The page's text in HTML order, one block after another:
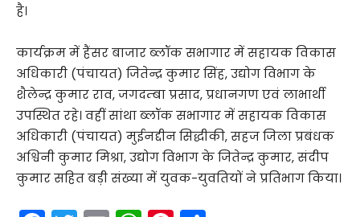
है।
कार्यक्रम में हैंसर बाजार ब्लॉक सभागार में सहायक विकास
अधिकारी (पंचायत) जितेन्द्र कुमार सिंह, उद्योग विभाग के
शैलेन्द्र कुमार राव, जगदम्बा प्रसाद, प्रधानगण एवं लाभार्थी
उपस्थित रहे। वहीं सांथा ब्लॉक सभागार में सहायक विकास
अधिकारी (पंचायत) मुईनद्दीन सिद्धीकी, सहज जिला प्रबंधक
अश्विनी कुमार मिश्रा, उद्योग विभाग के जितेन्द्र कुमार, संदीप
कुमार सहित बड़ी संख्या में युवक-युवतियों ने प्रतिभाग किया।